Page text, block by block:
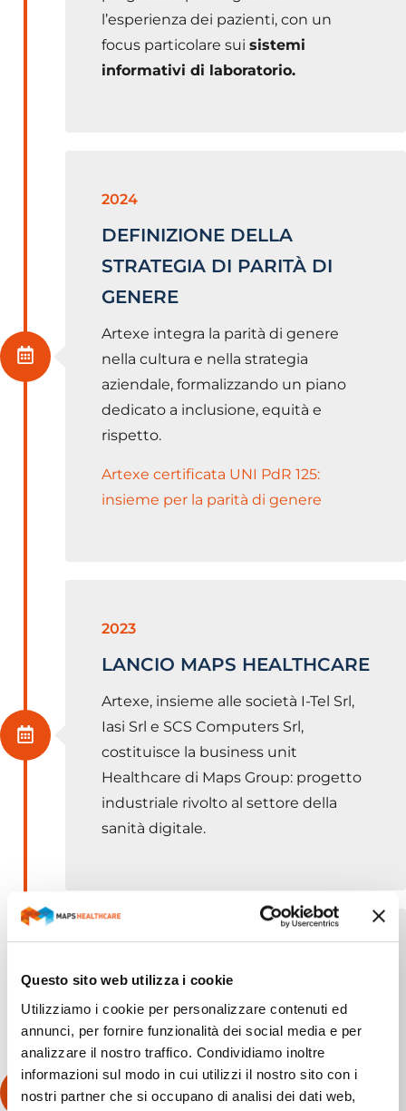
Questo sito web utilizza i cookie
Utilizziamo i cookie per personalizzare contenuti ed
annunci, per fornire funzionalità dei social media e per
analizzare il nostro traffico. Condividiamo inoltre
informazioni sul modo in cui utilizzi il nostro sito con i
nostri partner che si occupano di analisi dei dati web,
l’esperienza dei pazienti, con un
focus particolare sui sistemi
informativi di laboratorio.
2024
DEFINIZIONE DELLA
STRATEGIA DI PARITÀ DI
GENERE
Artexe integra la parità di genere
nella cultura e nella strategia
aziendale, formalizzando un piano
dedicato a inclusione, equità e
rispetto.
Artexe certificata UNI PdR 125:
insieme per la parità di genere
2023
LANCIO MAPS HEALTHCARE
Artexe, insieme alle società I-Tel Srl,
Iasi Srl e SCS Computers Srl,
costituisce la business unit
Healthcare di Maps Group: progetto
industriale rivolto al settore della
sanità digitale.
INNOVATIVA
Artexe è stata riconosciuta come